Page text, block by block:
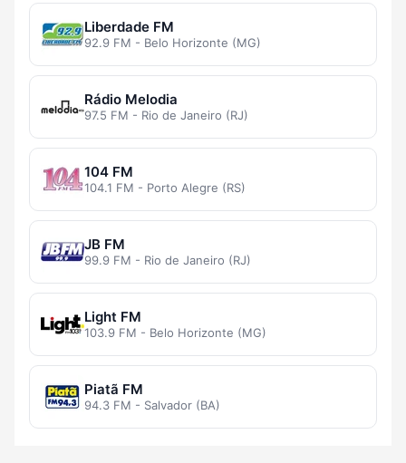
Liberdade FM
92.9 FM - Belo Horizonte (MG)
Rádio Melodia
97.5 FM - Rio de Janeiro (RJ)
104 FM
104.1 FM - Porto Alegre (RS)
JB FM
99.9 FM - Rio de Janeiro (RJ)
Light FM
103.9 FM - Belo Horizonte (MG)
Piatã FM
94.3 FM - Salvador (BA)